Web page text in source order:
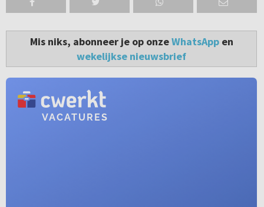
Mis niks, abonneer je op onzeWhatsAppen
wekelijkse nieuwsbrief